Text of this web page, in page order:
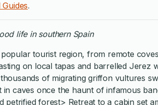
Guides.
life in southern Spain
tourist region, from remote
on local tapas and barrelled Jerez
of migrating griffon vultures
caves once the haunt of infamous
petrified forest> Retreat to a cabin set